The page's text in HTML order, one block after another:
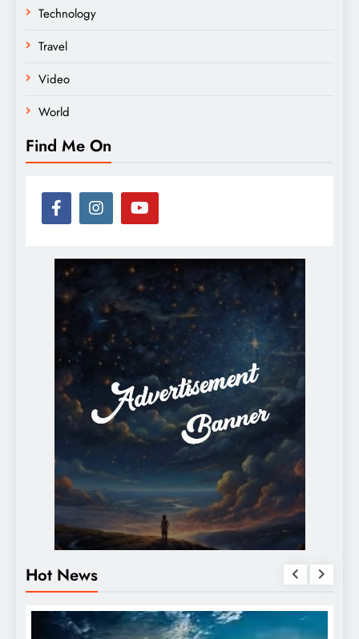
Technology
Travel
Video
World
Find Me On
Hot News